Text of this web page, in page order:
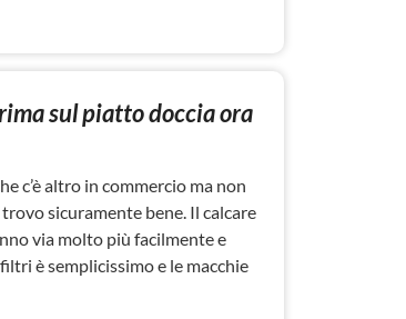
sul piatto doccia ora
c’è altro in commercio ma non
sicuramente bene. Il calcare
via molto più facilmente e
è semplicissimo e le macchie